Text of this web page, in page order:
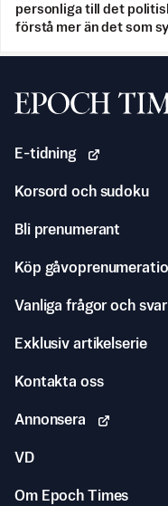
personliga till det
förstå mer än det som
Svenska Epoch
E-tidning
Korsord och sudoku
Bli prenumerant
Köp
Vanliga frågor och svar
Exklusiv artikelserie
Kontakta oss
Annonsera
VD
Om Epoch Times